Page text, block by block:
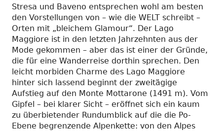
Stresa und Baveno entsprechen wohl am besten
den Vorstellungen von – wie die WELT schreibt –
Orten mit „bleichem Glamour“. Der Lago
Maggiore ist in den letzten Jahrzehnten aus der
Mode gekommen – aber das ist einer der Gründe,
die für eine Wanderreise dorthin sprechen. Den
leicht morbiden Charme des Lago Maggiore
hinter sich lassend beginnt der zweitägige
Aufstieg auf den Monte Mottarone (1491 m). Vom
Gipfel – bei klarer Sicht – eröffnet sich ein kaum
zu überbietender Rundumblick auf die die Po-
Ebene begrenzende Alpenkette: von den Alpes